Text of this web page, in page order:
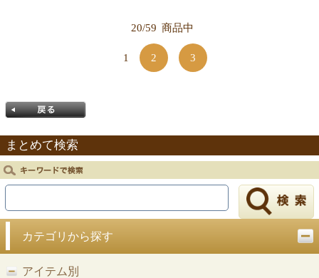
20/59 商品中
1 2 3
戻る
まとめて検索
カテゴリから探す
アイテム別